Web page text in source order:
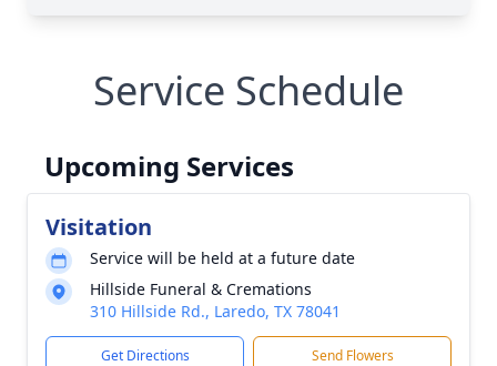
Service Schedule
Upcoming Services
Visitation
Service will be held at a future date
Hillside Funeral & Cremations
310 Hillside Rd., Laredo, TX 78041
Get Directions Send Flowers